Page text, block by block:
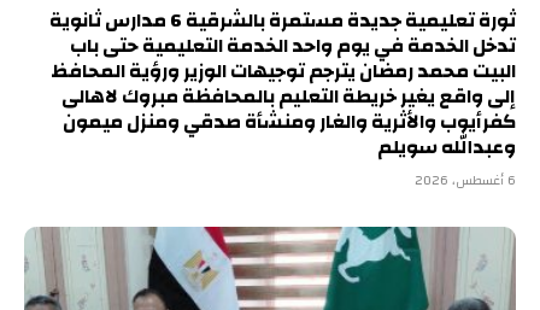
ثورة تعليمية جديدة مستمرة بالشرقية 6 مدارس ثانوية
تدخل الخدمة في يوم واحد الخدمة التعليمية حتى باب
البيت محمد رمضان يترجم توجيهات الوزير ورؤية المحافظ
إلى واقع يغير خريطة التعليم بالمحافظة مبروك لاهالى
كفرأيوب والأثرية والغار ومنشأة صدقي ومنزل ميمون
وعبدالله سويلم
6 أغسطس، 2026